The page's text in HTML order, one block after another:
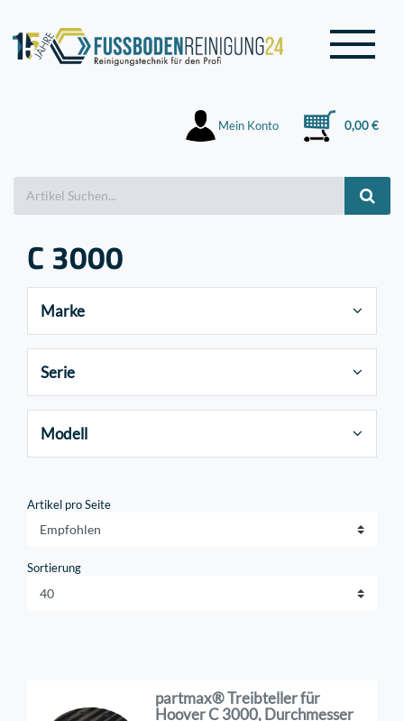
Mein Konto 0,00 €
C 3000
Marke
Serie
Modell
Artikel pro Seite
Sortierung
partmax® Treibteller für
Hoover C 3000, Durchmesser